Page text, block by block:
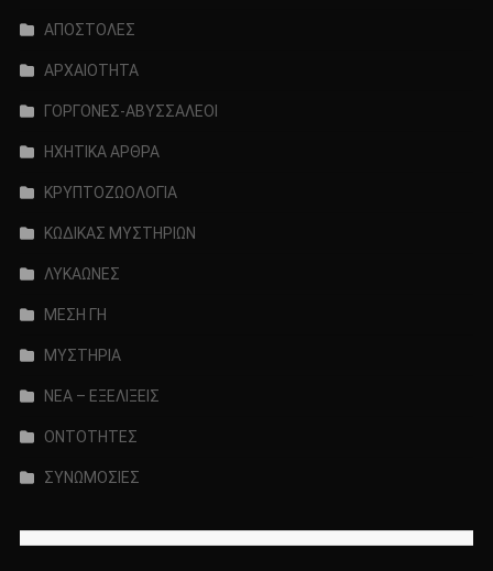
ΑΠΟΣΤΟΛΕΣ
ΑΡΧΑΙΟΤΗΤΑ
ΓΟΡΓΟΝΕΣ-ΑΒΥΣΣΑΛΕΟΙ
ΗΧΗΤΙΚΑ ΑΡΘΡΑ
ΚΡΥΠΤΟΖΩΟΛΟΓΙΑ
ΚΩΔΙΚΑΣ ΜΥΣΤΗΡΙΩΝ
ΛΥΚΑΩΝΕΣ
ΜΕΣΗ ΓΗ
ΜΥΣΤΗΡΙΑ
ΝΕΑ – ΕΞΕΛΙΞΕΙΣ
ΟΝΤΟΤΗΤΕΣ
ΣΥΝΩΜΟΣΙΕΣ